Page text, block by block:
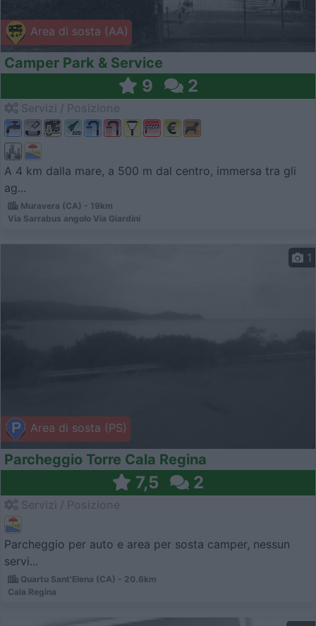
Area di sosta (AA)
Camper Park & Service
9 2
A 4 km dalla mare, a 500 m dal centro, immersa tra gli
ag...
Muravera (CA) - 19km
Via Sarrabus angolo Via Giardini
Area di sosta (PS)
1
Parcheggio Torre Cala Regina
7,5 2
Parcheggio per auto e area per sosta camper, nessun
servi...
Quartu Sant'Elena (CA) - 20.6km
Cala Regina